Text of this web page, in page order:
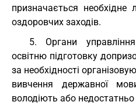
призначається необхідне
оздоровчих заходів.
5. Органи
освітню підготовку
за необхідності
вивчення державної
володіють або